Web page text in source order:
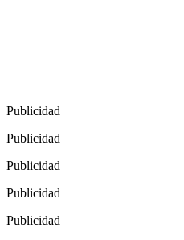
Publicidad
Publicidad
Publicidad
Publicidad
Publicidad